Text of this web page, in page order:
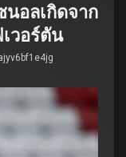
นอลเกิดจาก
วอร์ตัน